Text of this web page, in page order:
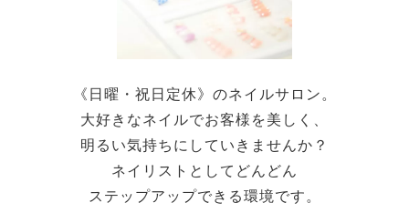
《日曜・祝日定休》のネイルサロン。
大好きなネイルでお客様を美しく、
明るい気持ちにしていきませんか？
ネイリストとしてどんどん
ステップアップできる環境です。